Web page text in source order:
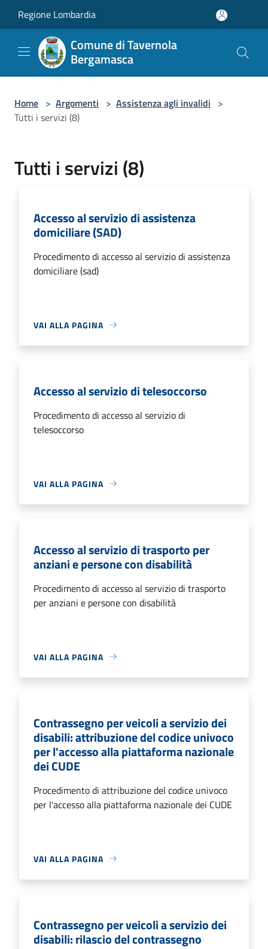
Regione Lombardia
Comune di Tavernola
Bergamasca
Home > Argomenti > Assistenza agli invalidi >
Tutti i servizi (8)
Tutti i servizi (8)
Accesso al servizio di assistenza
domiciliare (SAD)
Procedimento di accesso al servizio di assistenza
domiciliare (sad)
VAI ALLA PAGINA
Accesso al servizio di telesoccorso
Procedimento di accesso al servizio di
telesoccorso
VAI ALLA PAGINA
Accesso al servizio di trasporto per
anziani e persone con disabilità
Procedimento di accesso al servizio di trasporto
per anziani e persone con disabilità
VAI ALLA PAGINA
Contrassegno per veicoli a servizio dei
disabili: attribuzione del codice univoco
per l'accesso alla piattaforma nazionale
dei CUDE
Procedimento di attribuzione del codice univoco
per l'accesso alla piattaforma nazionale dei CUDE
VAI ALLA PAGINA
Contrassegno per veicoli a servizio dei
disabili: rilascio del contrassegno